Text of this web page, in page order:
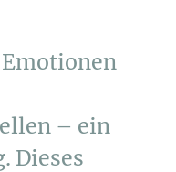
– ein
Dieses